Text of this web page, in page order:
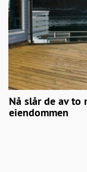
Nå slår de av to
eiendommen